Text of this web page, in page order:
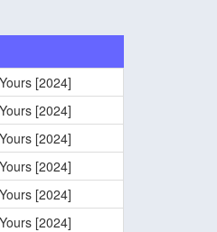
[2024]
[2024]
[2024]
[2024]
[2024]
[2024]